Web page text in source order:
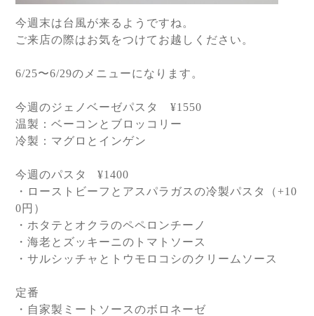
今週末は台風が来るようですね。
ご来店の際はお気をつけてお越しください。
6/25〜6/29のメニューになります。
今週のジェノベーゼパスタ ¥1550
温製：ベーコンとブロッコリー
冷製：マグロとインゲン
今週のパスタ
¥1400
・ローストビーフとアスパラガスの冷製パスタ（+10
0 円）
・ホタテとオクラのペペロンチーノ
・海老とズッキーニのトマトソース
・サルシッチャとトウモロコシのクリームソース
定番
・自家製ミートソースのボロネーゼ